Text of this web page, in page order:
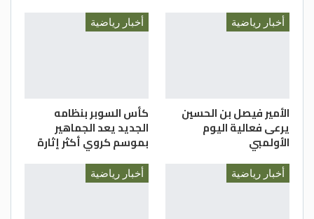
أخبار رياضية
الأمير فيصل بن الحسين
يرعى فعالية اليوم
الأولمبي
أخبار رياضية
كأس السوبر بنظامه
الجديد يعد الجماهير
بموسم كروي أكثر إثارة
أخبار رياضية أخبار رياضية